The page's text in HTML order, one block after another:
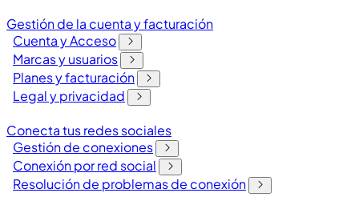
Gestión de la cuenta y facturación
Cuenta y Acceso
Marcas y usuarios
Planes y facturación
Legal y privacidad
Conecta tus redes sociales
Gestión de conexiones
Conexión por red social
Resolución de problemas de conexión